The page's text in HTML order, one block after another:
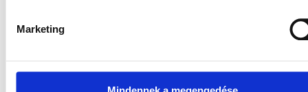
Marketing